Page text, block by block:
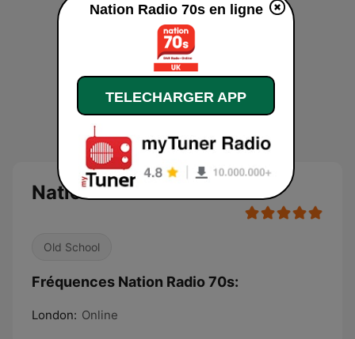
Nation Radio 70s
Old School
Fréquences Nation Radio 70s:
London: Online
Nation Radio 70s en ligne
TELECHARGER APP